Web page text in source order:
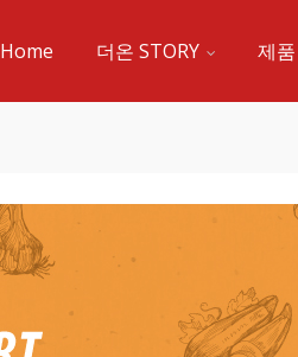
Home 더온 STORY 제품